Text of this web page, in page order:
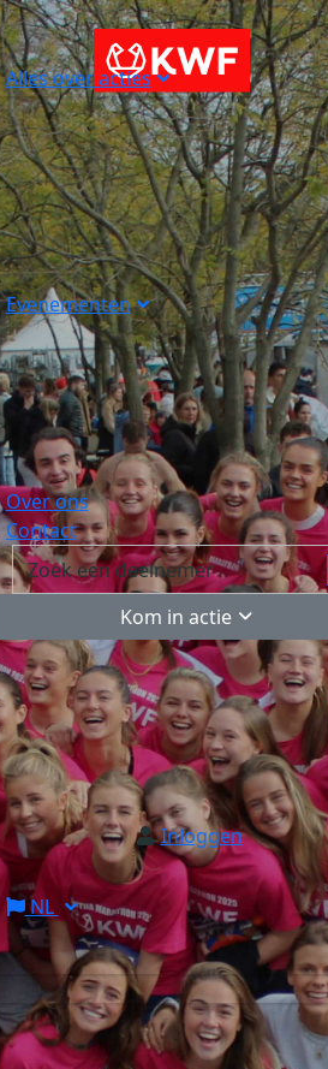
Alles over acties
Evenementen
Over ons
Contact
Kom in actie
Inloggen
NL